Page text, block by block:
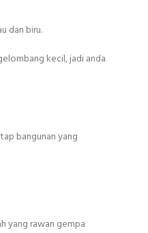
dan biru.
kecil, jadi anda
bangunan yang
yang rawan gempa